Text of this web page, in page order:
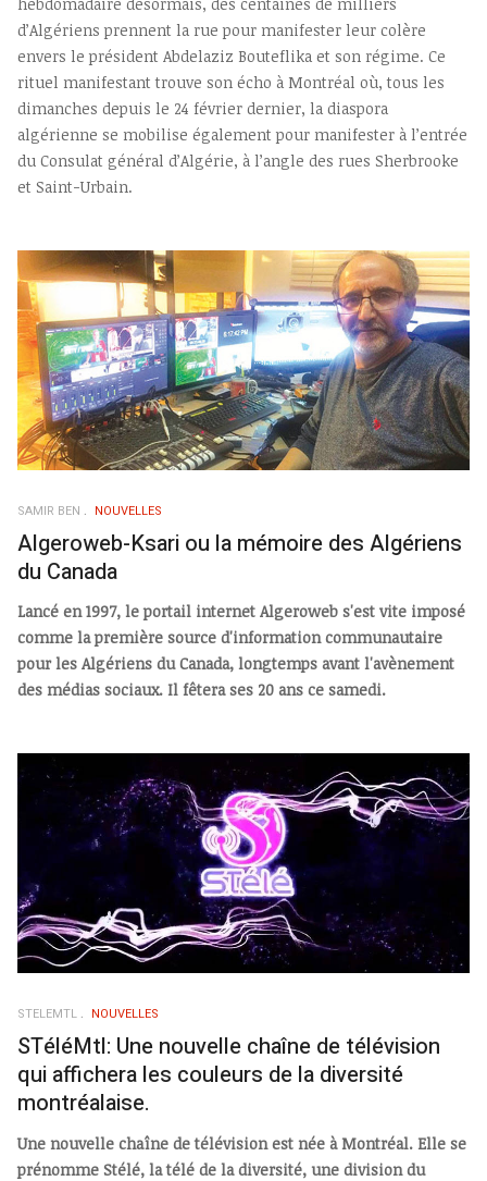
d’Algériens prennent la rue pour manifester leur colère
envers le président Abdelaziz Bouteflika et son régime. Ce
rituel manifestant trouve son écho à Montréal où, tous les
dimanches depuis le 24 février dernier, la diaspora
algérienne se mobilise également pour manifester à l’entrée
du Consulat général d’Algérie, à l’angle des rues Sherbrooke
et Saint-Urbain.
SAMIR BEN NOUVELLES
Algeroweb-Ksari ou la mémoire des Algériens
du Canada
Lancé en 1997, le portail internet Algeroweb s'est vite imposé
comme la première source d'information communautaire
pour les Algériens du Canada, longtemps avant l'avènement
des médias sociaux. Il fêtera ses 20 ans ce samedi.
STELEMTL NOUVELLES
STéléMtl: Une nouvelle chaîne de télévision
qui affichera les couleurs de la diversité
montréalaise.
Une nouvelle chaîne de télévision est née à Montréal. Elle se
prénomme Stélé, la télé de la diversité, une division du